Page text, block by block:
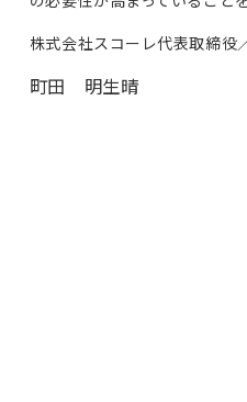
株式会社スコーレ代表取締役
町田 明生晴